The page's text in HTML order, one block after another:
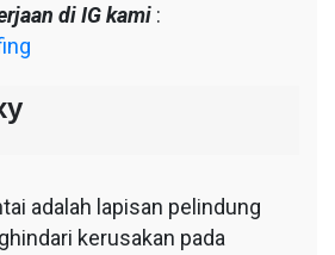
di IG kami :
adalah lapisan pelindung
kerusakan pada